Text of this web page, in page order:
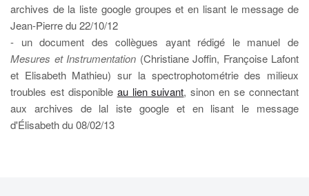
archives de la liste google groupes et en lisant le message de
Jean-Pierre du 22/10/12
- un document des collègues ayant rédigé le manuel de
Mesures et Instrumentation (Christiane Joffin, Françoise Lafont
et Elisabeth Mathieu) sur la spectrophotométrie des milieux
troubles est disponible au lien suivant, sinon en se connectant
aux archives de lal iste google et en lisant le message
d'Élisabeth du 08/02/13